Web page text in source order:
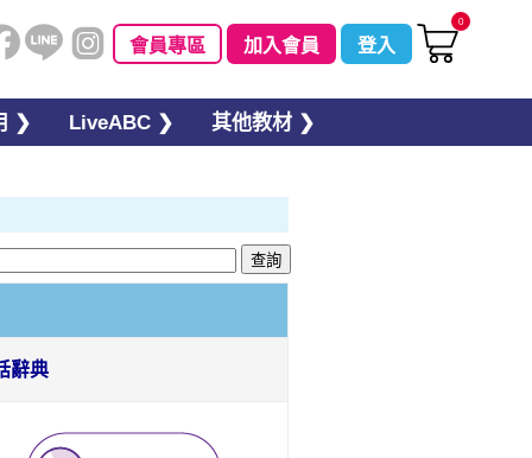
會員專區 加入會員 登入
0
❯ LiveABC ❯ 其他教材 ❯
辭典